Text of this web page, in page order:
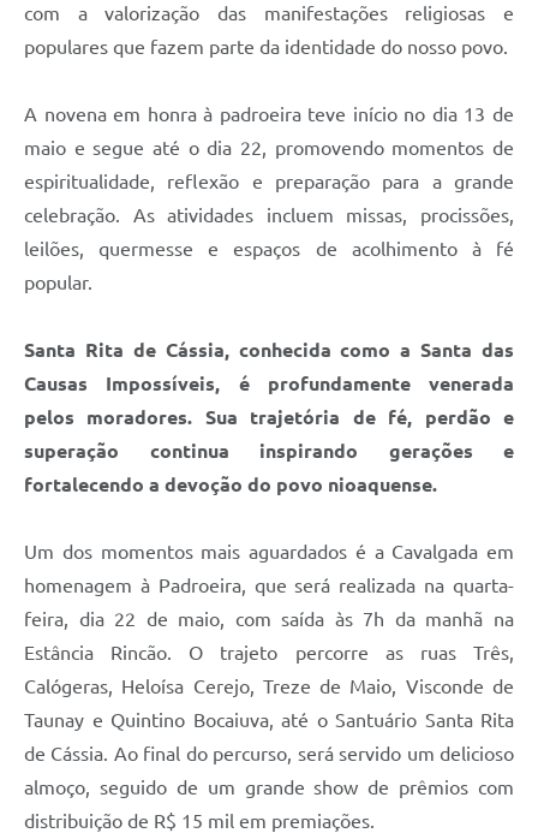
com a valorização das manifestações religiosas e
populares que fazem parte da identidade do nosso povo.
A novena em honra à padroeira teve início no dia 13 de
maio e segue até o dia 22, promovendo momentos de
espiritualidade, reflexão e preparação para a grande
celebração. As atividades incluem missas, procissões,
leilões, quermesse e espaços de acolhimento à fé
popular.
Santa Rita de Cássia, conhecida como a Santa das
Causas Impossíveis, é profundamente venerada
pelos moradores. Sua trajetória de fé, perdão e
superação continua inspirando gerações e
fortalecendo a devoção do povo nioaquense.
Um dos momentos mais aguardados é a Cavalgada em
homenagem à Padroeira, que será realizada na quarta-
feira, dia 22 de maio, com saída às 7h da manhã na
Estância Rincão. O trajeto percorre as ruas Três,
Calógeras, Heloísa Cerejo, Treze de Maio, Visconde de
Taunay e Quintino Bocaiuva, até o Santuário Santa Rita
de Cássia. Ao final do percurso, será servido um delicioso
almoço, seguido de um grande show de prêmios com
distribuição de R$ 15 mil em premiações.